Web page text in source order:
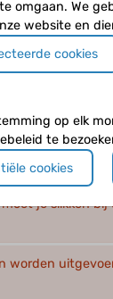
struma?
een kind met
je slikken bij
worden
omgaan. We
website en
cookies
op elk
te
cookies